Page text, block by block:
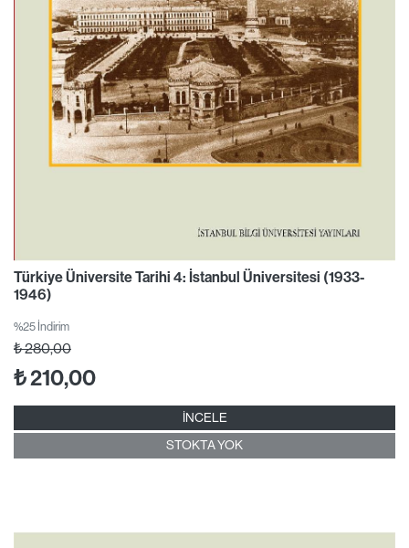
Türkiye Üniversite Tarihi 4: İstanbul Üniversitesi (1933-
1946)
%25 İndirim
₺280,00
₺210,00
İNCELE
STOKTA YOK